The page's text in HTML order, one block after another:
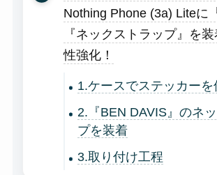
Nothing Phone (3a) Liteに
『ネックストラップ』を
性強化！
1.ケースでステッカーを
2.『BEN DAVIS』のネ
プを装着
3.取り付け工程